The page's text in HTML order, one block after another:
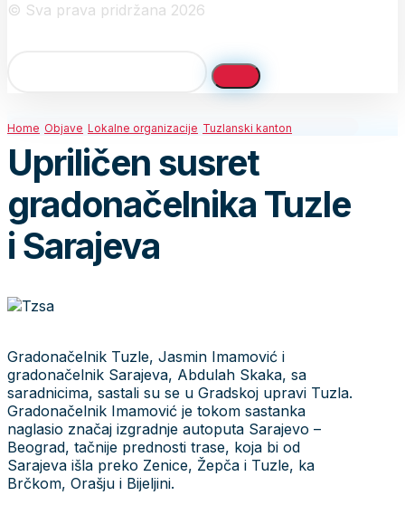
© Sva prava pridržana 2026
Home Objave Lokalne organizacije Tuzlanski kanton
Upriličen susret
gradonačelnika Tuzle
i Sarajeva
Gradonačelnik Tuzle, Jasmin Imamović i
gradonačelnik Sarajeva, Abdulah Skaka, sa
saradnicima, sastali su se u Gradskoj upravi Tuzla.
Gradonačelnik Imamović je tokom sastanka
naglasio značaj izgradnje autoputa Sarajevo –
Beograd, tačnije prednosti trase, koja bi od
Sarajeva išla preko Zenice, Žepča i Tuzle, ka
Brčkom, Orašju i Bijeljini.